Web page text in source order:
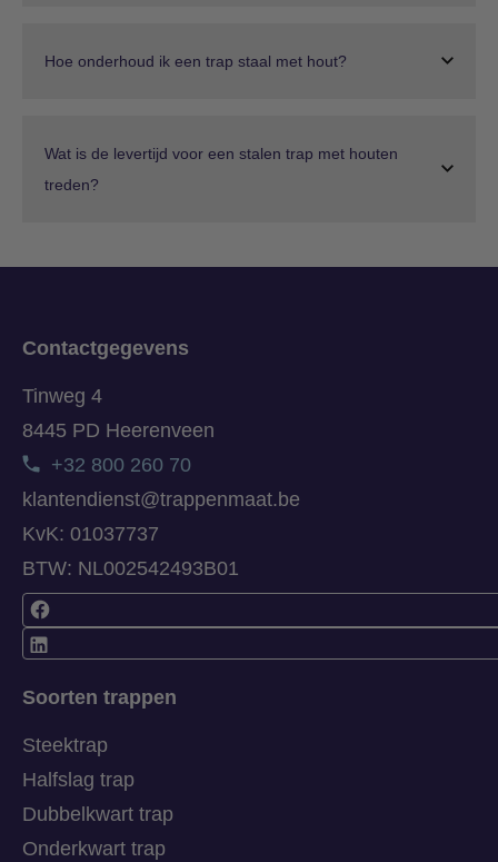
Hoe onderhoud ik een trap staal met hout?
Wat is de levertijd voor een stalen trap met houten
treden?
Soorten trappen
Steektrap
Halfslag trap
Dubbelkwart trap
Onderkwart trap
Contactgegevens
Tinweg 4
8445 PD Heerenveen
+32 800 260 70
klantendienst@trappenmaat.be
KvK: 01037737
BTW: NL002542493B01